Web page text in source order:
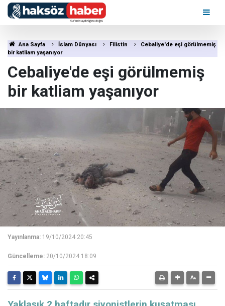
Ana Sayfa İslam Dünyası Filistin
Cebaliye'de eşi görülmemiş
bir katliam yaşanıyor
Cebaliye'de eşi görülmemiş
bir katliam yaşanıyor
Yayınlanma: 19/10/2024 20:45
Güncelleme: 20/10/2024 18:09